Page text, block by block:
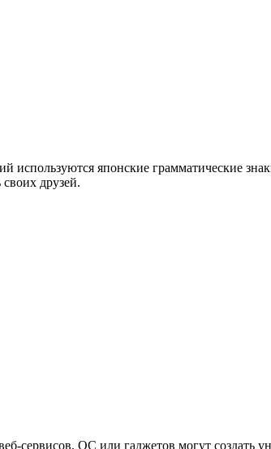
используются японские
друзей.
сервисов, ОС или гаджетов могут создать